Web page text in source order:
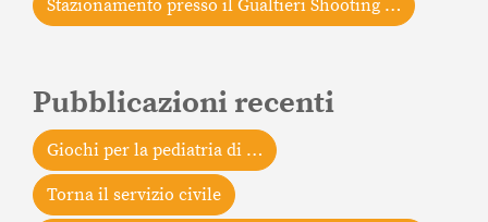
Stazionamento presso il Gualtieri Shooting …
Pubblicazioni recenti
Giochi per la pediatria di …
Torna il servizio civile